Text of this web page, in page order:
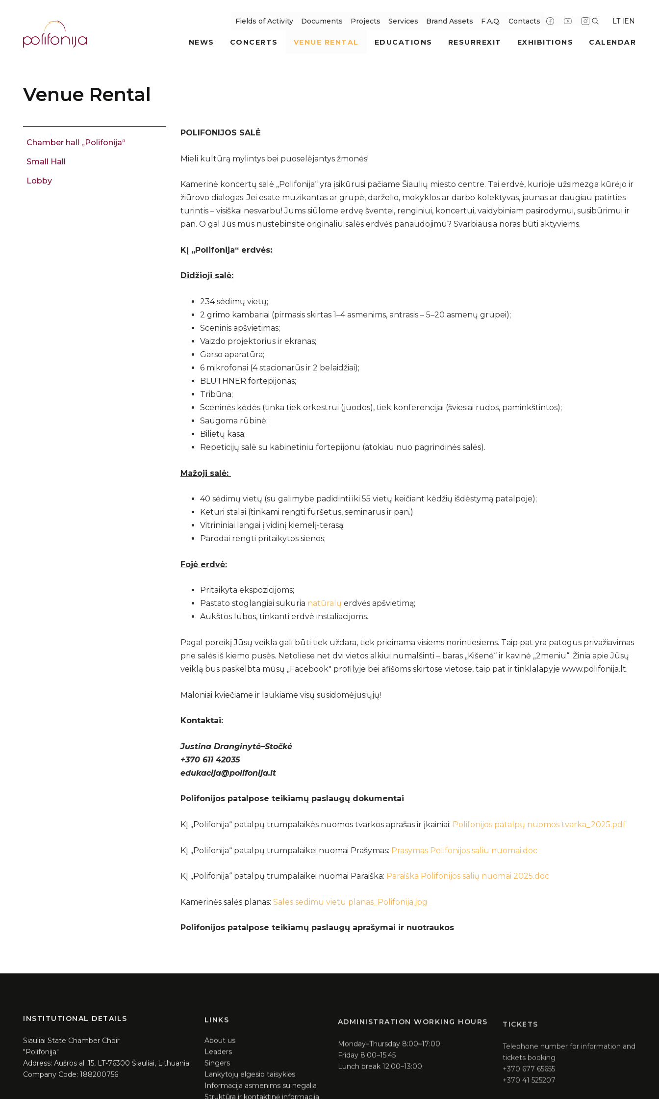
Fields of Activity Documents Projects Services Brand Assets F.A.Q. Contacts LT EN
NEWS CONCERTS VENUE RENTAL EDUCATIONS RESURREXIT EXHIBITIONS CALENDAR
Venue Rental
Chamber hall „Polifonija“
Small Hall
Lobby
POLIFONIJOS SALĖ
Mieli kultūrą mylintys bei puoselėjantys žmonės!
Kamerinė koncertų salė „Polifonija“ yra įsikūrusi pačiame Šiaulių miesto centre. Tai erdvė, kurioje užsimezga kūrėjo ir
žiūrovo dialogas. Jei esate muzikantas ar grupė, darželio, mokyklos ar darbo kolektyvas, jaunas ar daugiau patirties
turintis – visiškai nesvarbu! Jums siūlome erdvę šventei, renginiui, koncertui, vaidybiniam pasirodymui, susibūrimui ir
pan. O gal Jūs mus nustebinsite originaliu salės erdvės panaudojimu? Svarbiausia noras būti aktyviems.
KĮ „Polifonija“ erdvės:
Didžioji salė:
234 sėdimų vietų;
2 grimo kambariai (pirmasis skirtas 1–4 asmenims, antrasis – 5–20 asmenų grupei);
Sceninis apšvietimas;
Vaizdo projektorius ir ekranas;
Garso aparatūra;
6 mikrofonai (4 stacionarūs ir 2 belaidžiai);
BLUTHNER fortepijonas;
Tribūna;
Sceninės kėdės (tinka tiek orkestrui (juodos), tiek konferencijai (šviesiai rudos, paminkštintos);
Saugoma rūbinė;
Bilietų kasa;
Repeticijų salė su kabinetiniu fortepijonu (atokiau nuo pagrindinės salės).
Mažoji salė:
40 sėdimų vietų (su galimybe padidinti iki 55 vietų keičiant kėdžių išdėstymą patalpoje);
Keturi stalai (tinkami rengti furšetus, seminarus ir pan.)
Vitrininiai langai į vidinį kiemelį-terasą;
Parodai rengti pritaikytos sienos;
Fojė erdvė:
Pritaikyta ekspozicijoms;
Pastato stoglangiai sukuria natūralų erdvės apšvietimą;
Aukštos lubos, tinkanti erdvė instaliacijoms.
Pagal poreikį Jūsų veikla gali būti tiek uždara, tiek prieinama visiems norintiesiems. Taip pat yra patogus privažiavimas
prie salės iš kiemo pusės. Netoliese net dvi vietos alkiui numalšinti – baras „Kišenė“ ir kavinė „2meniu“. Žinia apie Jūsų
veiklą bus paskelbta mūsų „Facebook" profilyje bei afišoms skirtose vietose, taip pat ir tinklalapyje www.polifonija.lt.
Maloniai kviečiame ir laukiame visų susidomėjusiųjų!
Kontaktai:
Justina Dranginytė–Stočkė
+370 611 42035
edukacija@polifonija.lt
Polifonijos patalpose teikiamų paslaugų dokumentai
KĮ „Polifonija“ patalpų trumpalaikės nuomos tvarkos aprašas ir įkainiai: Polifonijos patalpų nuomos tvarka_2025.pdf
KĮ „Polifonija“ patalpų trumpalaikei nuomai Prašymas: Prasymas Polifonijos saliu nuomai.doc
KĮ „Polifonija“ patalpų trumpalaikei nuomai Paraiška: Paraiška Polifonijos salių nuomai 2025.doc
Kamerinės salės planas: Sales sedimu vietu planas_Polifonija.jpg
Polifonijos patalpose teikiamų paslaugų aprašymai ir nuotraukos
INSTITUTIONAL DETAILS
Siauliai State Chamber Choir
"Polifonija"
Address: Aušros al. 15, LT-76300 Šiauliai, Lithuania
Company Code: 188200756
LINKS
About us
Leaders
Singers
Lankytojų elgesio taisyklės
Informacija asmenims su negalia
Struktūra ir kontaktinė informacija
ADMINISTRATION WORKING HOURS
Monday–Thursday 8:00–17:00
Friday 8:00–15:45
Lunch break 12:00–13:00
Telephone number for information and
tickets booking
+370 677 65655
+370 41 525207